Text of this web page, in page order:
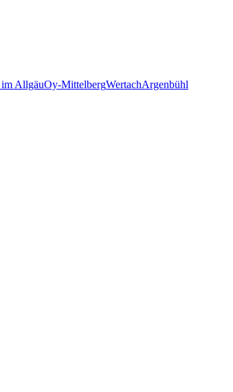
AllgäuOy-MittelbergWertachArgenbühl